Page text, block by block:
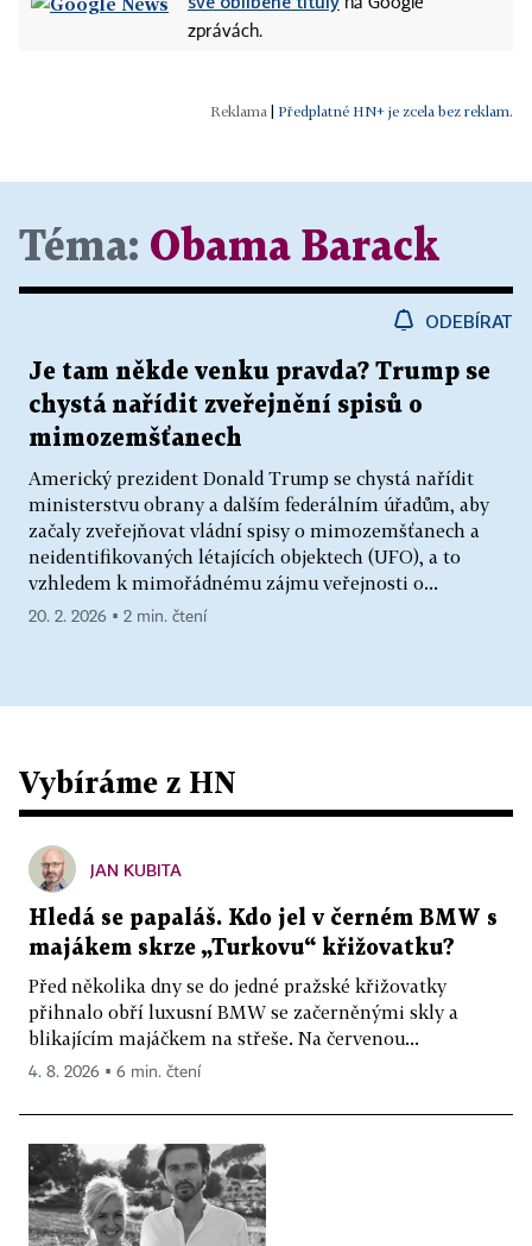
na Google
zprávách.
Předplatné HN+ je zcela bez reklam.
Téma: Obama Barack
ODEBÍRAT
Je tam někde venku pravda? Trump se
chystá nařídit zveřejnění spisů o
mimozemšťanech
Americký prezident Donald Trump se chystá nařídit
ministerstvu obrany a dalším federálním úřadům, aby
začaly zveřejňovat vládní spisy o mimozemšťanech a
neidentifikovaných létajících objektech (UFO), a to
vzhledem k mimořádnému zájmu veřejnosti o...
20. 2. 2026 ▪ 2 min. čtení
Vybíráme z HN
JAN KUBITA
Hledá se papaláš. Kdo jel v černém BMW s
majákem skrze „Turkovu“ křižovatku?
Před několika dny se do jedné pražské křižovatky
přihnalo obří luxusní BMW se začerněnými skly a
blikajícím majáčkem na střeše. Na červenou...
4. 8. 2026 ▪ 6 min. čtení